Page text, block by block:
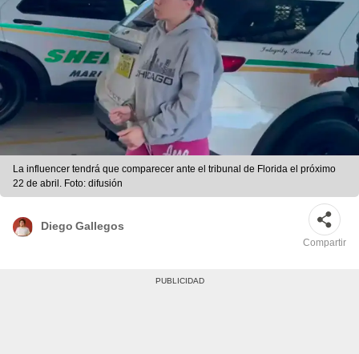
La influencer tendrá que comparecer ante el tribunal de Florida el próximo
22 de abril. Foto: difusión
Diego Gallegos
Compartir